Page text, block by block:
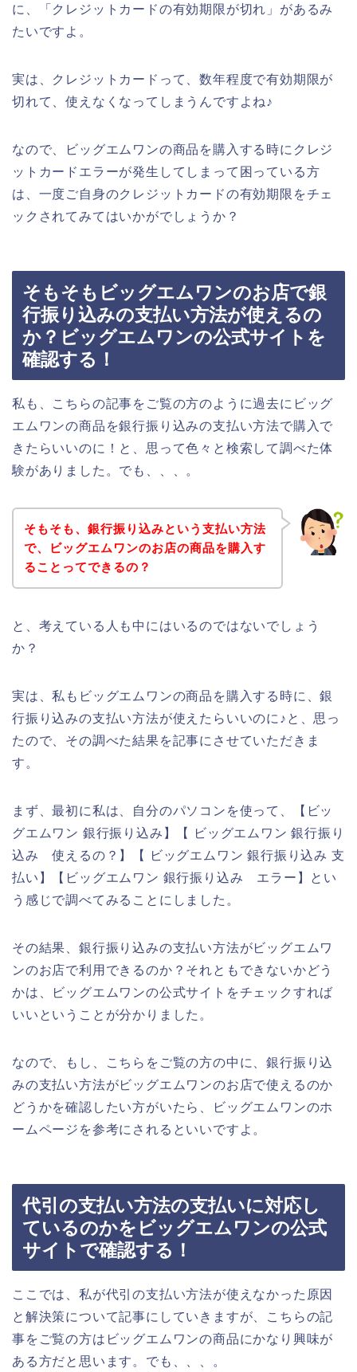
に、「クレジットカードの有効期限が切れ」があるみ
たいですよ。
実は、クレジットカードって、数年程度で有効期限が
切れて、使えなくなってしまうんですよね♪
なので、ビッグエムワンの商品を購入する時にクレジ
ットカードエラーが発生してしまって困っている方
は、一度ご自身のクレジットカードの有効期限をチェ
ックされてみてはいかがでしょうか？
そもそもビッグエムワンのお店で銀
行振り込みの支払い方法が使えるの
か？ビッグエムワンの公式サイトを
確認する！
私も、こちらの記事をご覧の方のように過去にビッグ
エムワンの商品を銀行振り込みの支払い方法で購入で
きたらいいのに！と、思って色々と検索して調べた体
験がありました。でも、、、。
そもそも、銀行振り込みという支払い方法
で、ビッグエムワンのお店の商品を購入す
ることってできるの？
と、考えている人も中にはいるのではないでしょう
か？
実は、私もビッグエムワンの商品を購入する時に、銀
行振り込みの支払い方法が使えたらいいのに♪と、思っ
たので、その調べた結果を記事にさせていただきま
す。
まず、最初に私は、自分のパソコンを使って、【ビッ
グエムワン 銀行振り込み】【 ビッグエムワン 銀行振り
込み 使えるの？】【 ビッグエムワン 銀行振り込み 支
払い】【ビッグエムワン 銀行振り込み エラー】とい
う感じで調べてみることにしました。
その結果、銀行振り込みの支払い方法がビッグエムワ
ンのお店で利用できるのか？それともできないかどう
かは、ビッグエムワンの公式サイトをチェックすれば
いいということが分かりました。
なので、もし、こちらをご覧の方の中に、銀行振り込
みの支払い方法がビッグエムワンのお店で使えるのか
どうかを確認したい方がいたら、ビッグエムワンのホ
ームページを参考にされるといいですよ。
代引の支払い方法の支払いに対応し
ているのかをビッグエムワンの公式
サイトで確認する！
ここでは、私が代引の支払い方法が使えなかった原因
と解決策について記事にしていきますが、こちらの記
事をご覧の方はビッグエムワンの商品にかなり興味が
ある方だと思います。でも、、、。